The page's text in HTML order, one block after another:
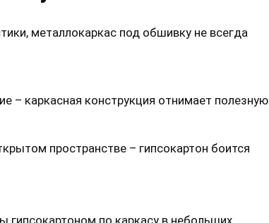
металлокаркас под обшивку не всегда
– каркасная конструкция отнимает полезную
пространстве – гипсокартон боится